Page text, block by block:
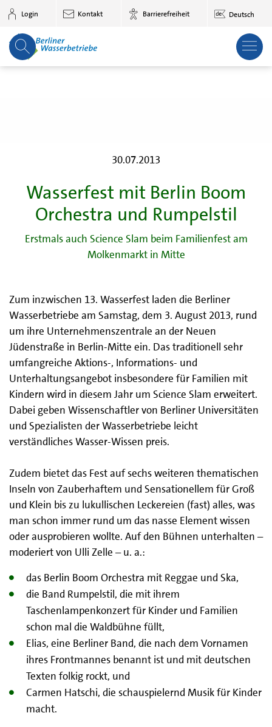
Zum Hauptinhalt springen
Login Kontakt Barrierefreiheit Deutsch
30.07.2013
Wasserfest mit Berlin Boom
Orchestra und Rumpelstil
Erstmals auch Science Slam beim Familienfest am
Molkenmarkt in Mitte
Zum inzwischen 13. Wasserfest laden die Berliner
Wasserbetriebe am Samstag, dem 3. August 2013, rund
um ihre Unternehmenszentrale an der Neuen
Jüdenstraße in Berlin-Mitte ein. Das traditionell sehr
umfangreiche Aktions-, Informations- und
Unterhaltungsangebot insbesondere für Familien mit
Kindern wird in diesem Jahr um Science Slam erweitert.
Dabei geben Wissenschaftler von Berliner Universitäten
und Spezialisten der Wasserbetriebe leicht
verständliches Wasser-Wissen preis.
Zudem bietet das Fest auf sechs weiteren thematischen
Inseln von Zauberhaftem und Sensationellem für Groß
und Klein bis zu lukullischen Leckereien (fast) alles, was
man schon immer rund um das nasse Element wissen
oder ausprobieren wollte. Auf den Bühnen unterhalten –
moderiert von Ulli Zelle – u. a.:
das Berlin Boom Orchestra mit Reggae und Ska,
die Band Rumpelstil, die mit ihrem
Taschenlampenkonzert für Kinder und Familien
schon mal die Waldbühne füllt,
Elias, eine Berliner Band, die nach dem Vornamen
ihres Frontmannes benannt ist und mit deutschen
Texten folkig rockt, und
Carmen Hatschi, die schauspielernd Musik für Kinder
macht.